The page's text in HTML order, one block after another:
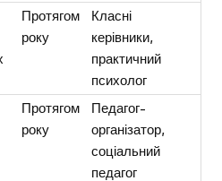
Протягом
року
Класні
керівники,
практичний
психолог
Протягом
року
Педагог-
організатор,
соціальний
педагог